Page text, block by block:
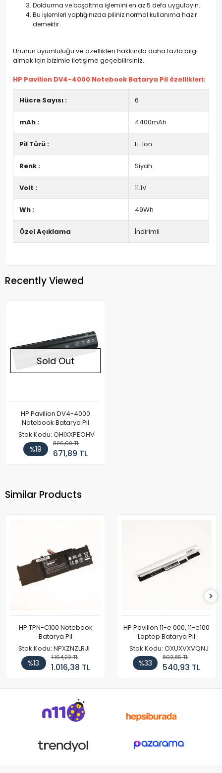
Doldurma ve boşaltma işlemini en az 5 defa uygulayın.
Bu işlemleri yaptığınızda piliniz normal kullanıma hazır
demektir.
Ürünün uyumluluğu ve özellikleri hakkında daha fazla bilgi
almak için bizimle iletişime geçebilirsiniz.
HP Pavilion DV4-4000 Notebook Batarya Pil özellikleri:
Hücre Sayısı : 6
mAh : 4400mAh
Pil Türü : Li-Ion
Renk : Siyah
Volt : 11.1V
Wh : 49Wh
Özel Açıklama İndirimli
Recently Viewed
Sold Out
HP Pavilion DV4-4000
Notebook Batarya Pil
Stok Kodu: OHIXXPEOHV
%19
826,69 TL
671,89 TL
Similar Products
HP TPN-C100 Notebook
Batarya Pil
Stok Kodu: NPXZNZLRJI
%13
1.164,22 TL
1.016,38 TL
HP Pavilion 11-e 000, 11-e100
Laptop Batarya Pil
Stok Kodu: OXUXVXVQNJ
%33
802,85 TL
540,93 TL